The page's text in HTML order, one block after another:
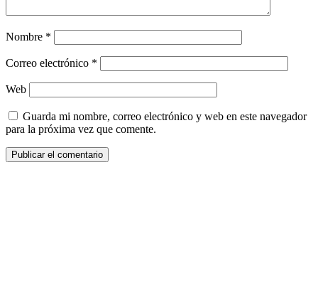
Nombre *
Correo electrónico *
Web
Guarda mi nombre, correo electrónico y web en este navegador
para la próxima vez que comente.